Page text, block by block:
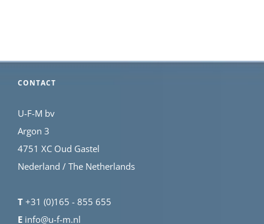
CONTACT
U-F-M bv
Argon 3
4751 XC Oud Gastel
Nederland / The Netherlands
T +31 (0)165 - 855 655
E info@u-f-m.nl